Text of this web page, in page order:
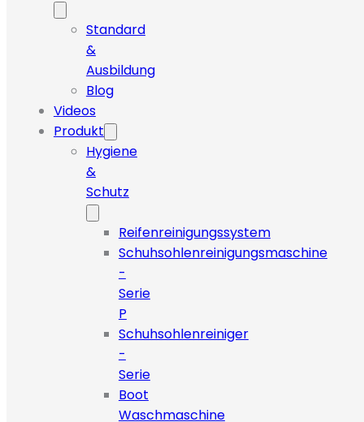
Standard
&
Ausbildung
Blog
Videos
Produkt
Hygiene
&
Schutz
Reifenreinigungssystem
Schuhsohlenreinigungsmaschine
-
Serie
P
Schuhsohlenreiniger
-
Serie
Boot
Waschmaschine